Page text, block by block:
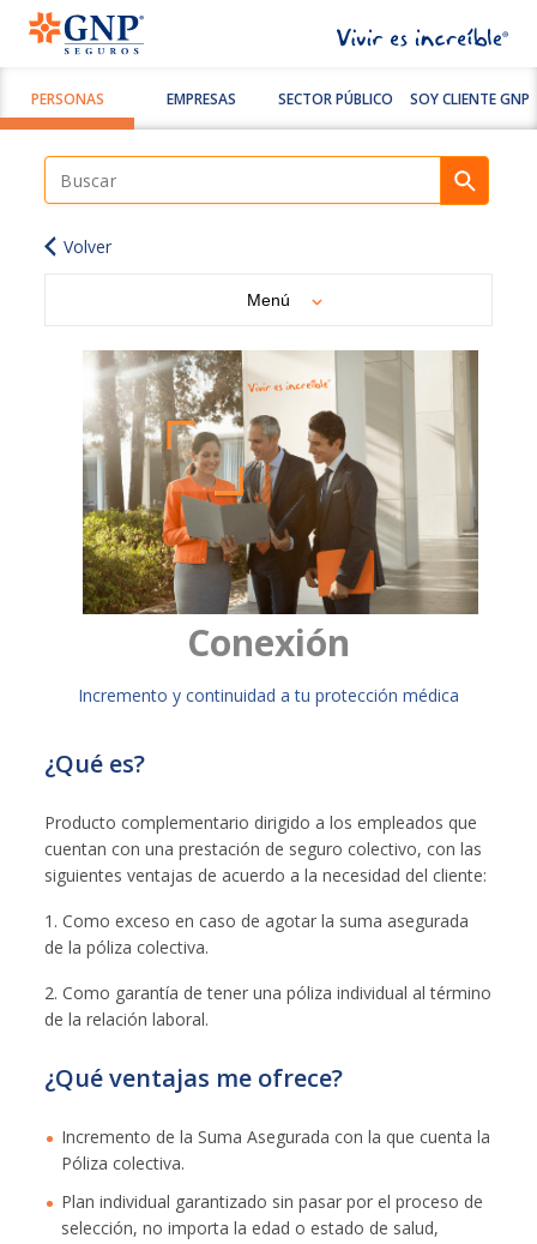
PERSONAS EMPRESAS SECTOR PÚBLICO SOY CLIENTE GNP
Volver
Menú
Conexión
​Incremento y continuidad a tu protección médica
¿Qué es?
Producto complementario dirigido a los empleados que
cuentan con una prestación de seguro colectivo, con las
siguientes ventajas de acuerdo a la necesidad del cliente:
1. Como exceso en caso de agotar la suma asegurada
de la póliza colectiva.
2. Como garantía de tener una póliza individual al término
de la relación laboral.
¿Qué ventajas me ofrece?
Incremento de la Suma Asegurada con la que cuenta la
Póliza colectiva.
Plan individual garantizado sin pasar por el proceso de
selección, no importa la edad o estado de salud,